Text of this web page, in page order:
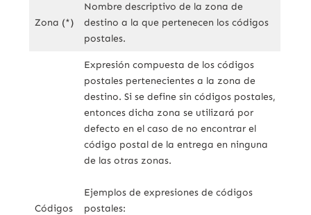
Zona (*)
Nombre descriptivo de la zona de
destino a la que pertenecen los códigos
postales.
Códigos
Expresión compuesta de los códigos
postales pertenecientes a la zona de
destino. Si se define sin códigos postales,
entonces dicha zona se utilizará por
defecto en el caso de no encontrar el
código postal de la entrega en ninguna
de las otras zonas.
Ejemplos de expresiones de códigos
postales: